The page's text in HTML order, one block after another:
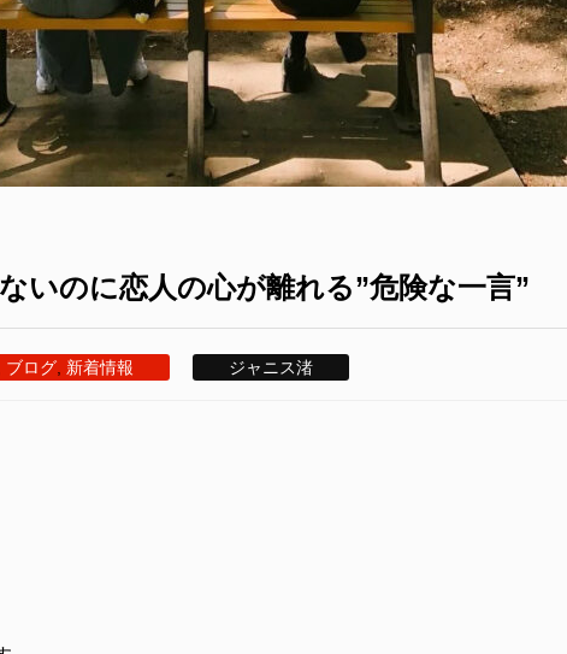
いのに恋人の心が離れる”危険な一言”
ブログ 新着情報 ジャニス渚